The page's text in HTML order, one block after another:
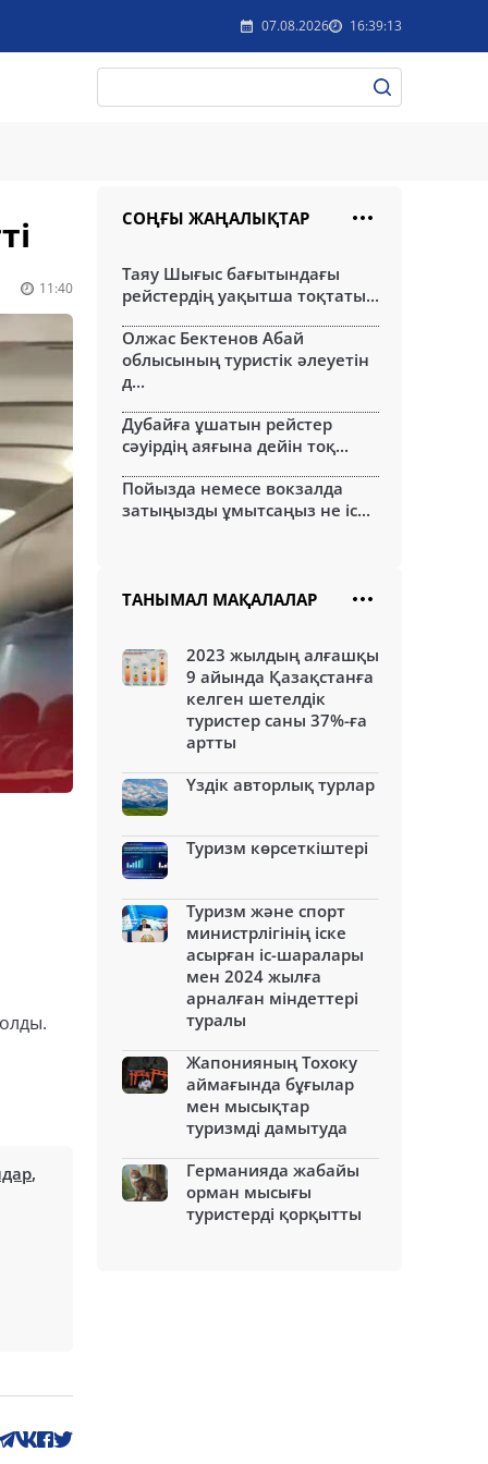
07.08.2026 16:39:13
11:40
,
СОҢҒЫ ЖАҢАЛЫҚТАР
Таяу Шығыс бағытындағы
рейстердің уақытша тоқтаты...
Олжас Бектенов Абай
облысының туристік әлеуетін
д...
Дубайға ұшатын рейстер
сәуірдің аяғына дейін тоқ...
Пойызда немесе вокзалда
затыңызды ұмытсаңыз не іс...
ТАНЫМАЛ МАҚАЛАЛАР
2023 жылдың алғашқы
9 айында Қазақстанға
келген шетелдік
туристер саны 37%-ға
артты
Үздік авторлық турлар
Туризм көрсеткіштері
Туризм және спорт
министрлігінің іске
асырған іс-шаралары
мен 2024 жылға
арналған міндеттері
туралы
Жапонияның Тохоку
аймағында бұғылар
мен мысықтар
туризмді дамытуда
Германияда жабайы
орман мысығы
туристерді қорқытты